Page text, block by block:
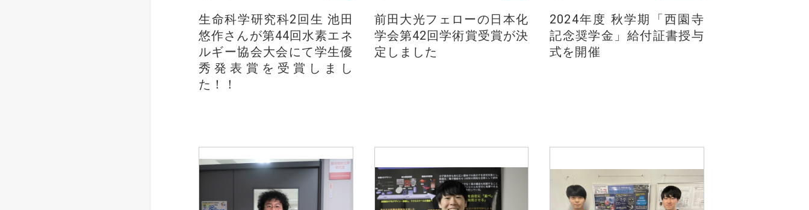
生命科学研究科2回生 池田
悠作さんが第44回水素エネ
ルギー協会大会にて学生優
秀発表賞を受賞しまし
た！！
前田大光フェローの日本化
学会第42回学術賞受賞が決
定しました
2024年度 秋学期「西園寺
記念奨学金」給付証書授与
式を開催